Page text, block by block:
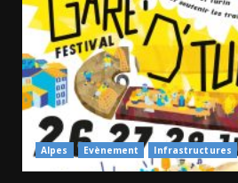
Alpes Evènement Infrastructures